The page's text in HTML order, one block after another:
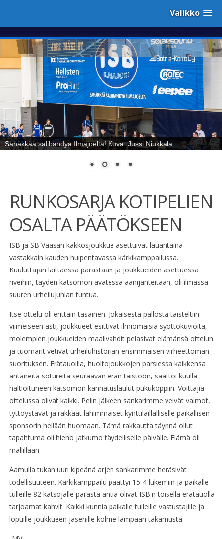
Valikko
Sähäkkää salibandya Ilmajoelta! Kuva: Jussi Niukkala
RUNKOSARJA KOTIPELIEN
OSALTA PÄÄTÖKSEEN
ISB ja SB Vaasan kakkosjoukkue asettuivat lauantaina
vastakkain kauden huipentavassa kärkikamppailussa.
Kuuluttajan laittaessa parastaan ja joukkueiden asettuessa
riveihin, täyden katsomon avatessa äänijänteitään, oli ilmassa
suuren urheilujuhlan tuntua.
Itse ottelu oli erittäin tasainen. Jokaisesta pallosta taisteltiin
viimeiseen asti, joukkueet esittivät ilmiömäisiä syöttökuvioita,
molempien joukkueiden maalivahdit pelasivat elämänsä ottelun
ja tuomarit vetivät urheiluhistorian ensimmäisen virheettömän
suorituksen. Erätauoilla, huoltojoukkojen parsiessa kaikkensa
antaneita sotureita seuraavan erän taistoon, saattoi kuulla
haltioituneen katsomon kannatuslaulut pukukoppiin. Voittajia
ottelussa olivat kaikki. Pelin jälkeen sankarimme veivät vaimot,
tyttöystävät ja rakkaat lähimmäiset kynttiläillalliselle paikallisen
sponsorin hellään huomaan. Tämä rakkautta täynnä ollut
tapahtuma oli hieno jatkumo täydelliselle päivälle. Elämä oli
mallillaan.
Aamulla tukanjuuri kipeänä arjen sankarimme heräsivät
todellisuuteen. Kärkikamppailu päättyi 15-4 lukemiin ja paikalle
tulleille 82 katsojalle parasta antia olivat ISB:n toisella erätauolla
tarjoamat kahvit. Kaikki kunnia paikalle tulleille vastustajille ja
lopuille joukkueen jäsenille kolme lampaan takamusta.